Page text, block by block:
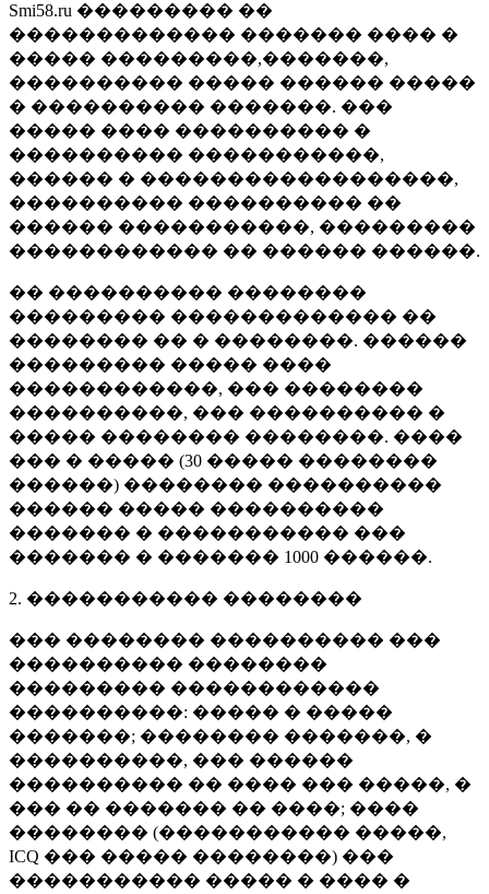
Smi58.ru ��������� ��
������������� ������� ���� �
����� ���������,�������,
���������� ����� ������ �����
� ���������� �������. ���
����� ���� ���������� �
���������� �����������,
������ � ������������������,
���������� ���������� ��
������ �����������, ���������
������������ �� ������ ������.
�� ���������� ��������
��������� ������������� ��
�������� �� � ��������. ������
��������� ����� ����
������������, ��� ��������
����������, ��� ���������� �
����� �������� ��������. ����
��� � ����� (30 ����� ��������
������) �������� ����������
������ ����� ����������
������� � ����������� ���
������� � ������� 1000 ������.
2. ����������� ��������
��� �������� ���������� ���
���������� ��������
��������� ������������
����������: ����� � �����
�������; �������� �������, �
����������, ��� ������
���������� �� ���� ��� �����, �
��� �� ������� �� ����; ����
�������� (����������� �����,
ICQ ��� ����� ��������) ���
����������� ����� � ���� �